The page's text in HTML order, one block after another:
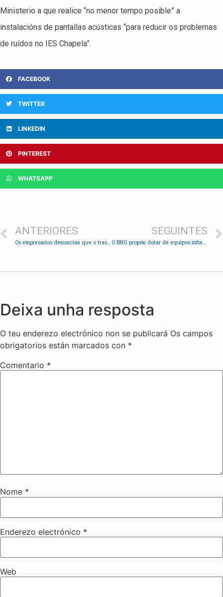
Ministerio a que realice “no menor tempo posible” a
instalacións de pantallas acústicas “para reducir os problemas
de ruídos no IES Chapela”.
FACEBOOK
TWITTER
LINKEDIN
PINTEREST
WHATSAPP
ANTERIORES SEGUINTES
O BNG propón dotar de equipos informáticos ás familias desfavorecidas de Soutomaior
Deixa unha resposta
O teu enderezo electrónico non se publicará Os campos
obrigatorios están marcados con *
Comentario *
Nome *
Enderezo electrónico *
Web